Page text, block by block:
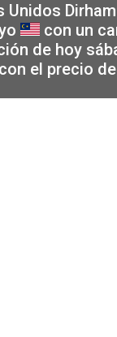
Unidos Dirham
con un
de hoy
el precio